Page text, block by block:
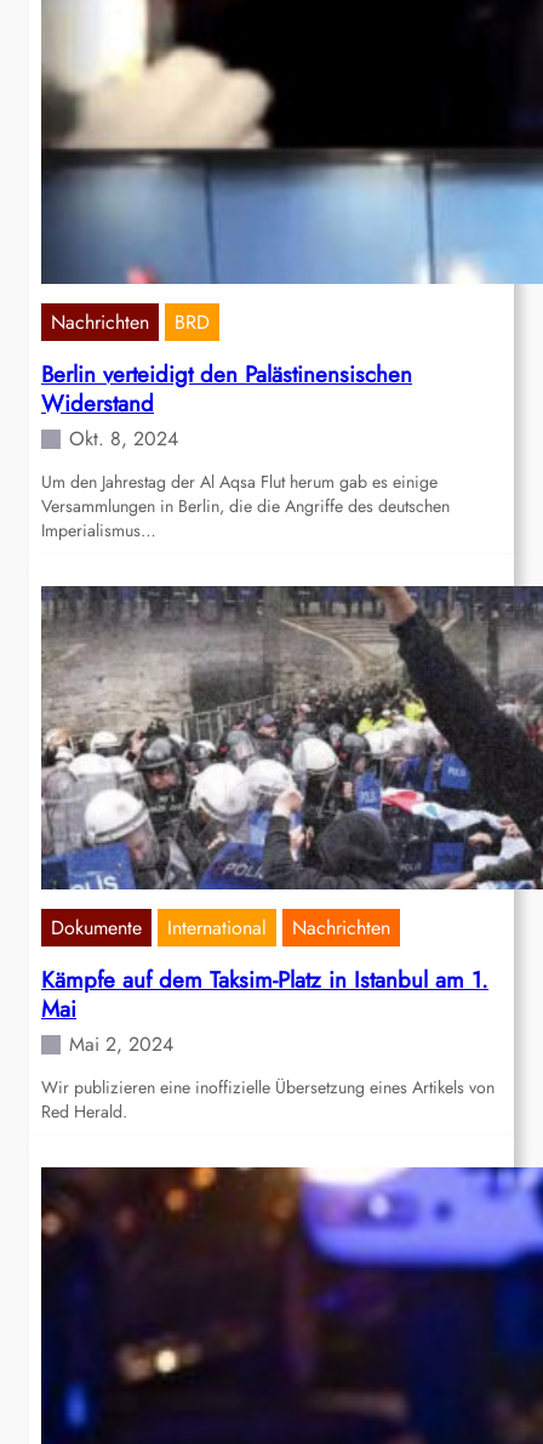
Nachrichten BRD
Berlin verteidigt den Palästinensischen
Widerstand
Okt. 8, 2024
Um den Jahrestag der Al Aqsa Flut herum gab es einige
Versammlungen in Berlin, die die Angriffe des deutschen
Imperialismus…
Dokumente International Nachrichten
Kämpfe auf dem Taksim-Platz in Istanbul am 1.
Mai
Mai 2, 2024
Wir publizieren eine inoffizielle Übersetzung eines Artikels von
Red Herald.